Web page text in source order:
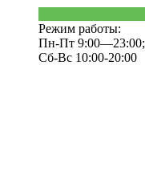
Режим работы:
Пн-Пт 9:00—23:00;
Сб-Вс 10:00-20:00